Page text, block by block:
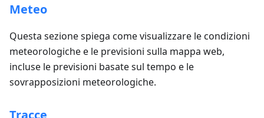
Meteo
Questa sezione spiega come visualizzare le condizioni
meteorologiche e le previsioni sulla mappa web,
incluse le previsioni basate sul tempo e le
sovrapposizioni meteorologiche.
Tracce